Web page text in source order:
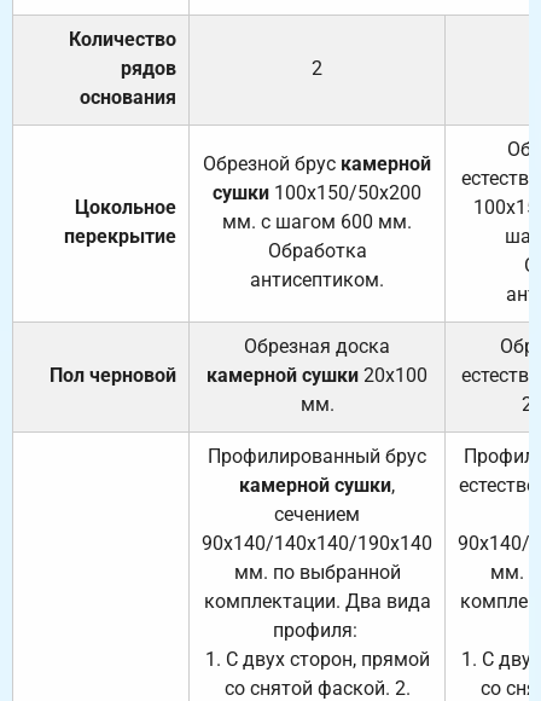
Количество
рядов
основания
2
Цокольное
перекрытие
Обрезной брус камерной
сушки 100х150/50х200
мм. с шагом 600 мм.
Обработка
антисептиком.
Пол черновой
Обрезная доска
камерной сушки 20х100
мм.
Профилированный брус
камерной сушки,
сечением
90х140/140х140/190х140
мм. по выбранной
комплектации. Два вида
профиля:
1. С двух сторон, прямой
со снятой фаской. 2.
90х140/
мм.
1. С
со